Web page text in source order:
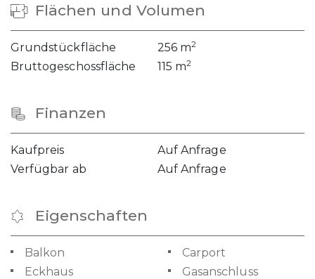
Flächen und Volumen
Grundstückfläche 256 m2
Bruttogeschossfläche 115 m2
Finanzen
Kaufpreis
Auf Anfrage
Verfügbar ab
Auf Anfrage
Eigenschaften
Balkon
Carport
Eckhaus
Gasanschluss